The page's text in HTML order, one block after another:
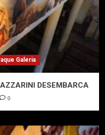
Galeria
DESEMBARCA
0